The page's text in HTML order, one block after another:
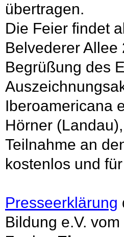
übertragen.
Die Feier findet
Belvederer
Begrüßung des
Iberoamericana
Hörner
Teilnahme an
kostenlos und
Presseerklärung
Bildung e.V. vom